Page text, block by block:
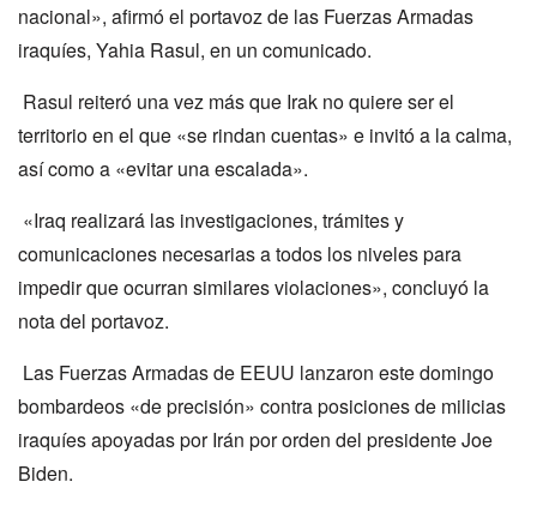
nacional», afirmó el portavoz de las Fuerzas Armadas
iraquíes, Yahia Rasul, en un comunicado.
Rasul reiteró una vez más que Irak no quiere ser el
territorio en el que «se rindan cuentas» e invitó a la calma,
así como a «evitar una escalada».
«Iraq realizará las investigaciones, trámites y
comunicaciones necesarias a todos los niveles para
impedir que ocurran similares violaciones», concluyó la
nota del portavoz.
Las Fuerzas Armadas de EEUU lanzaron este domingo
bombardeos «de precisión» contra posiciones de milicias
iraquíes apoyadas por Irán por orden del presidente Joe
Biden.